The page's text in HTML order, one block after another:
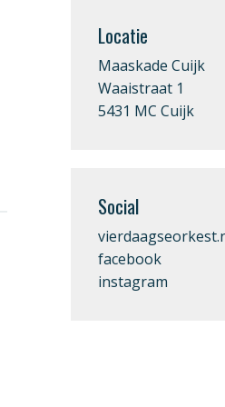
Locatie
Maaskade Cuijk
Waaistraat 1
5431 MC Cuijk
Social
facebook
instagram